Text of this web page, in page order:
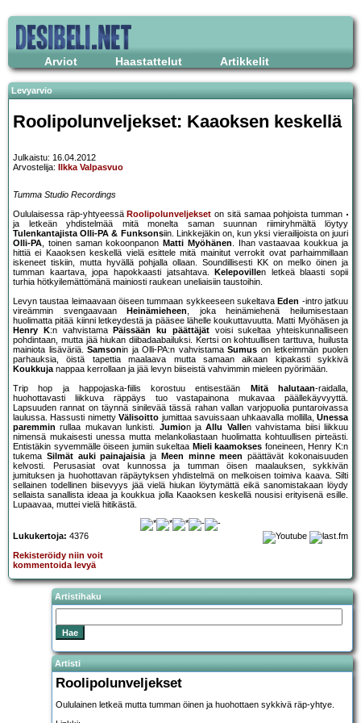
Arviot Haastattelut Artikkelit
Levyarvio
Roolipolunveljekset: Kaaoksen keskellä
Julkaistu: 16.04.2012
Arvostelija:
Ilkka Valpasvuo
Tumma Studio Recordings
Oululaisessa räp-yhtyeessä Roolipolunveljekset on sitä samaa pohjoista tumman
ja letkeän yhdistelmää mitä monelta saman suunnan riimiryhmältä löytyy
Tulenkantajista Olli-PA & Funksonsiin. Linkkejäkin on, kun yksi vierailijoista on juuri
Olli-PA, toinen saman kokoonpanon Matti Myöhänen. Ihan vastaavaa koukkua ja
hittiä ei Kaaoksen keskellä vielä esittele mitä mainitut verrokit ovat parhaimmillaan
iskeneet tiskiin, mutta hyvällä pohjalla ollaan. Soundillisesti KK on melko öinen ja
tumman kaartava, jopa hapokkaasti jatsahtava.
Kelepovillen letkeä blaasti sopii
turhia hötkyilemättömänä mainiosti raukean uneliaisiin taustoihin.
Levyn taustaa leimaavaan öiseen tummaan sykkeeseen sukeltava Eden -intro jatkuu
vireämmin svengaavaan
Heinämieheen, joka heinämiehenä heilumisestaan
huolimatta pitää kiinni letkeydestä ja pääsee lähelle koukuttavuutta. Matti Myöhäsen ja
Henry K:n vahvistama Päissään ku päättäjätvoisi sukeltaa yhteiskunnalliseen
pohdintaan, mutta jää hiukan diibadaabailuksi. Kertsi on kohtuullisen tarttuva, huilusta
mainiota lisäväriä.Samsonin ja Olli-PA:n vahvistamaSumus on letkeimmän puolen
parhauksia, öistä tapettia maalaava mutta samaan aikaan kipakasti sykkivä
Koukkujanappaa kerrollaan ja jää levyn biiseistä vahvimmin mieleen pyörimään.
Trip hop ja happojaska-fiilis korostuu entisestään
Mitä halutaan-raidalla,
huohottavasti liikkuva räppäys tuo vastapainona mukavaa päällekäyvyyttä.
Lapsuuden rannat on täynnä sinilevää tässä rahan vallan varjopuolia puntaroivassa
laulussa. Hassusti nimettyVälisoitto jumittaa savuissaan uhkaavalla mollilla, Unessa
paremmin rullaa mukavan lunkisti. Jumion jaAllu Vallen vahvistama biisi liikkuu
nimensä mukaisesti unessa mutta melankoliastaan huolimatta kohtuullisen pirteästi.
Entistäkin syvemmälle öiseen jumiin sukeltaa Mieli kaamokses foneineen, Henry K:n
tukema Silmät auki painajaisiaja Meen minne meen päättävät kokonaisuuden
kelvosti. Perusasiat ovat kunnossa ja tumman öisen maalauksen, sykkivän
jumituksen ja huohottavan räpäytyksen yhdistelmä on melkoisen toimiva kaava. Silti
sellainen todellinen biisevyys jää vielä hiukan löytymättä eikä sanomistakaan löydy
sellaista sanallista ideaa ja koukkua jolla Kaaoksen keskellä nousisi erityisenä esille.
Lupaavaa, muttei vielä hitikästä.
Lukukertoja: 4376
Rekisteröidy niin voit
kommentoida levyä
Artistihaku
Artisti
Roolipolunveljekset
Oululainen letkeä mutta tumman öinen ja huohottaen sykkivä räp-yhtye.